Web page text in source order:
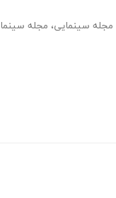
مجله سینمایی، مجله